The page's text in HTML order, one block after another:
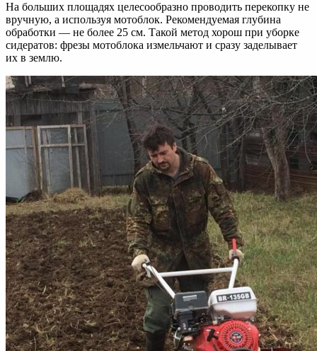
На больших площадях целесообразно проводить перекопку не
вручную, а используя мотоблок. Рекомендуемая глубина
обработки — не более 25 см. Такой метод хорош при уборке
сидератов: фрезы мотоблока измельчают и сразу заделывает
их в землю.